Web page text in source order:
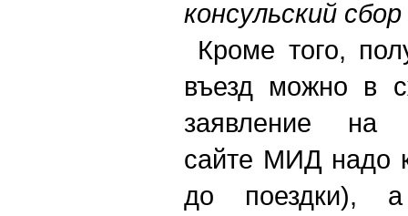
консульский
Кроме того,
въезд можно в
заявление на
сайте МИД надо
до поездки), а